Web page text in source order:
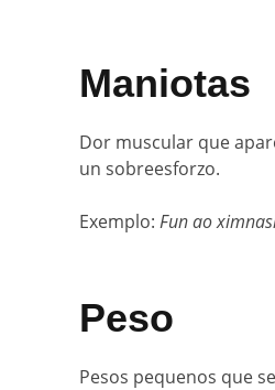
Maniotas
Dor muscular que
un sobreesforzo.
Exemplo: Fun ao
Peso
Pesos pequenos que